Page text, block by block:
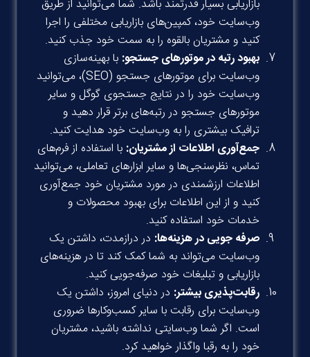
بازاریابی بسیار قدرتمند باشد. شما می‌توانید از طریق
وب‌سایت خود، کمپین‌های بازاریابی مختلفی را اجرا
کنید و مشتریان بالقوه را به سمت خود جذب کنید.
بهبود رتبه در موتورهای جستجو: با بهینه‌سازی
وب‌سایت برای موتورهای جستجو (SEO)، می‌توانید
وب‌سایت خود را در نتایج جستجوی گوگل و سایر
موتورهای جستجو در رتبه‌های برتر قرار دهید و
ترافیک بیشتری را به وب‌سایت خود هدایت کنید.
جمع‌آوری اطلاعات از مشتریان: با استفاده از فرم‌های
تماس، نظرسنجی‌ها و سایر ابزارهای تعاملی، می‌توانید
اطلاعات ارزشمندی در مورد مشتریان خود جمع‌آوری
کنید و از این اطلاعات برای بهبود محصولات و
خدمات خود استفاده کنید.
صرفه جویی در هزینه‌ها: در درازمدت، داشتن یک
وب‌سایت می‌تواند به شما کمک کند تا در هزینه‌های
بازاریابی و تبلیغات خود صرفه‌جویی کنید.
رقابت‌پذیری بیشتر: در دنیای امروز، داشتن یک
وب‌سایت برای رقابت با سایر کسب‌وکارها ضروری
است. اگر شما وب‌سایتی نداشته باشید، مشتریان
خود را به رقبا واگذار خواهید کرد.